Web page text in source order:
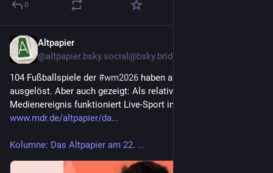
0
Altpapier
@altpapier.bsky.social@bsky.brid.gy
104 Fußballspiele der #wm2026 haben allerhand Ärger
ausgelöst. Aber auch gezeigt: Als relatives Lagerfeuer, also
Medienereignis funktioniert Live-Sport immer noch …
www.mdr.de/altpapier/da...
Kolumne: Das Altpapier am 22. ...